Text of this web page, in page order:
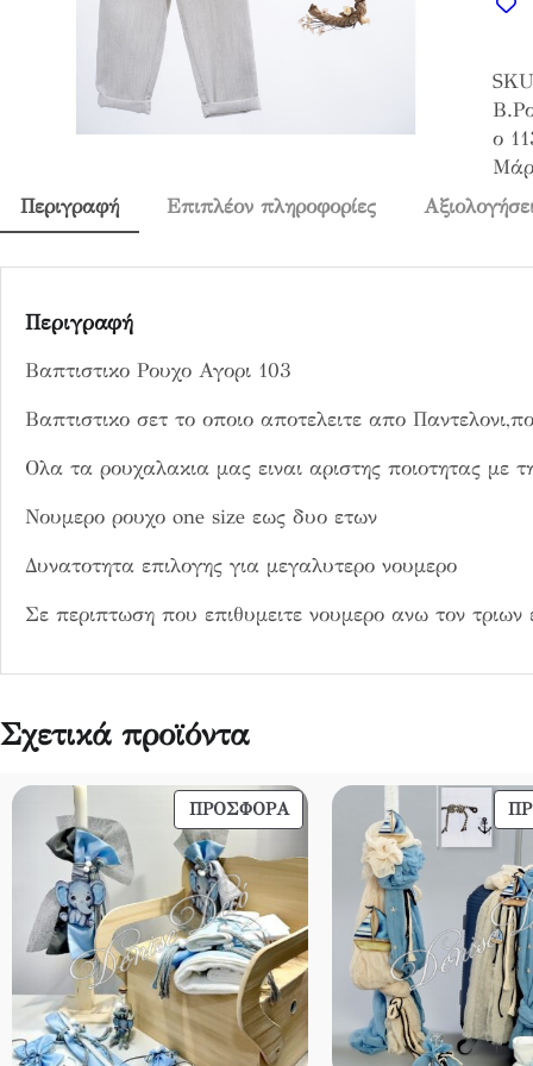
σ
τ
ι
κ
ο
ο
ι
ο
α
ο
Περιγραφή
Επιπλέον πληροφορίες
Περιγραφή
Βαπτιστικο Ρουχο Αγορι 103
Βαπτιστικο σετ το οποιο αποτελειτε απο
Ολα τα ρουχαλακια μας ειναι αριστης ποιοτητας με
Νουμερο ρουχο one size εως δυο ετων
Δυνατοτητα επιλογης για μεγαλυτερο νουμερο
Σε περιπτωση που επιθυμειτε νουμερο ανω τον
Σχετικά προϊόντα
ΠΡΟΣΦΟΡΆΠΡΟΪΌΝ
ΠΡΟΣΦΟΡΆ